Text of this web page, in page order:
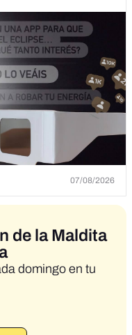
07/08/2026
de la Maldita
domingo en tu